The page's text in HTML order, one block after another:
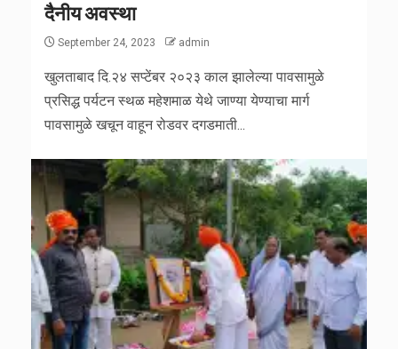
दैनीय अवस्था
September 24, 2023 admin
खुलताबाद दि.२४ सप्टेंबर २०२३ काल झालेल्या पावसामुळे
प्रसिद्ध पर्यटन स्थळ महेशमाळ येथे जाण्या येण्याचा मार्ग
पावसामुळे खचून वाहून रोडवर दगडमाती...